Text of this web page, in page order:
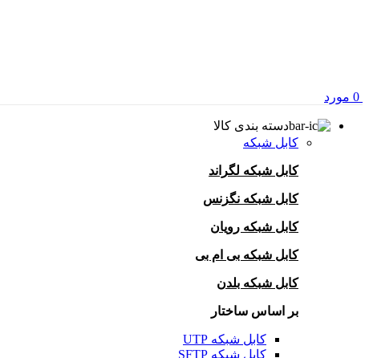
0 مورد
دسته بندی کالا
کابل شبکه
کابل شبکه لگراند
کابل شبکه نگزنس
کابل شبکه رویان
کابل شبکه بی ام بی
کابل شبکه بلدن
بر اساس ساختار
کابل شبکه UTP
کابل شبکه SFTP